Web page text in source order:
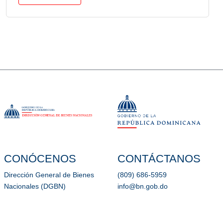
CONÓCENOS
Dirección General de Bienes
Nacionales (DGBN)
CONTÁCTANOS
(809) 686-5959
info@bn.gob.do